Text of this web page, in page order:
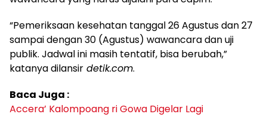
“Pemeriksaan kesehatan tanggal 26 Agustus dan 27
sampai dengan 30 (Agustus) wawancara dan uji
publik. Jadwal ini masih tentatif, bisa berubah,”
katanya dilansir detik.com.
Baca Juga :
Accera’ Kalompoang ri Gowa Digelar Lagi